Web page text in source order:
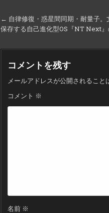
投
稿
ナ
ビ
ゲ
ー
シ
← 自律修復・惑星間同期・耐量子。
保存する自己進化型OS『NT Next
コメントを残す
メールアドレスが公開されること
コメント ※
名前 ※